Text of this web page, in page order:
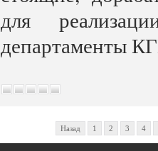
для
департаменты
Назад 1 2 3 4